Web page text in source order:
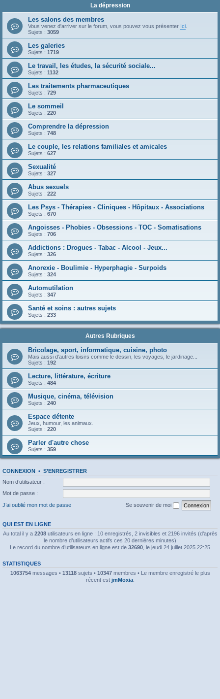
La dépression
Les salons des membres
Vous venez d'arriver sur le forum, vous pouvez vous présenter Ici
Sujets : 3059
Les galeries
Sujets : 1719
Le travail, les études, la sécurité sociale...
Sujets : 1132
Les traitements pharmaceutiques
Sujets : 729
Le sommeil
Sujets : 220
Comprendre la dépression
Sujets : 748
Le couple, les relations familiales et amicales
Sujets : 627
Sexualité
Sujets : 327
Abus sexuels
Sujets : 222
Les Psys - Thérapies - Cliniques - Hôpitaux - Associations
Sujets : 670
Angoisses - Phobies - Obsessions - TOC - Somatisations
Sujets : 706
Addictions : Drogues - Tabac - Alcool - Jeux...
Sujets : 326
Anorexie - Boulimie - Hyperphagie - Surpoids
Sujets : 324
Automutilation
Sujets : 347
Santé et soins : autres sujets
Sujets : 233
Autres Rubriques
Bricolage, sport, informatique, cuisine, photo
Mais aussi d'autres loisirs comme le dessin, les voyages, le jardinage...
Sujets : 192
Lecture, littérature, écriture
Sujets : 484
Musique, cinéma, télévision
Sujets : 240
Espace détente
Jeux, humour, les animaux.
Sujets : 220
Parler d'autre chose
Sujets : 359
CONNEXION • S’ENREGISTRER
Nom d’utilisateur :
Mot de passe :
J’ai oublié mon mot de passe
Se souvenir de moi
QUI EST EN LIGNE
Au total il y a 2208utilisateurs en ligne : 10 enregistrés, 2 invisibles et 2196 invités (d’après
le nombre d’utilisateurs actifs ces 20 dernières minutes)
Le record du nombre d’utilisateurs en ligne est de 32690 , le jeudi 24 juillet 2025 22:25
STATISTIQUES
1063754messages • 13118sujets • 10347membres • Le membre enregistré le plus
récent est jmMoxia.